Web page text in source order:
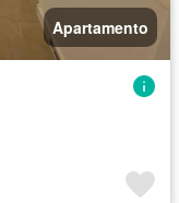
Apartamento